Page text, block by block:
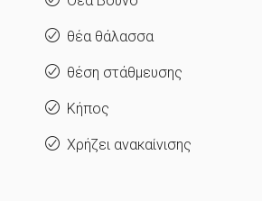
θέα θάλασσα
θέση στάθμευσης
Κήπος
Χρήζει ανακαίνισης